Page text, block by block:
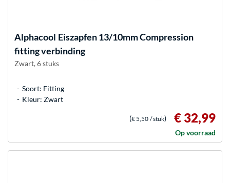
Alphacool Eiszapfen 13/10mm Compression
fitting verbinding
Zwart, 6 stuks
Soort: Fitting
Kleur: Zwart
(€ 5,50 / stuk) € 32,99
Op voorraad